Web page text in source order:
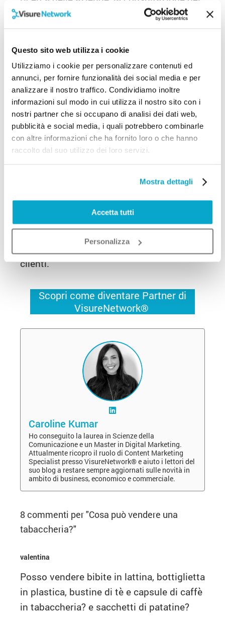
Questo sito web utilizza i cookie
Utilizziamo i cookie per personalizzare contenuti ed
annunci, per fornire funzionalità dei social media e per
analizzare il nostro traffico. Condividiamo inoltre
informazioni sul modo in cui utilizza il nostro sito con i
nostri partner che si occupano di analisi dei dati web,
pubblicità e social media, i quali potrebbero combinarle
con altre informazioni che ha fornito loro o che hanno
raccolto dal suo utilizzo dei loro servizi.
Mostra dettagli
Accetta tutti
Personalizza
bilanci e molto altro ai propri clienti.
tabaccherie possono espandere il loro
guadagni.
In conclusione, una tabaccheria può
vendere una vasta gamma di prodotti e
servizi, ma è fondamentale rispettare le
leggi e le normative, compresa
continua evoluzione, le tabaccherie
dovrebbero considerare l’aggiunta di
nuovi prodotti, sfruttando al massimo i
servizi online per tabaccherie di
VisureNetwork® al fine di attrarre nuovi
clienti.
Scopri come diventare Partner di
VisureNetwork®
Caroline Kumar
Ho conseguito la laurea in Scienze della
Comunicazione e un Master in Digital Marketing.
Attualmente ricopro il ruolo di Content Marketing
Specialist presso VisureNetwork® e aiuto i lettori del
suo blog a restare sempre aggiornati sulle novità in
ambito di business, economico e commerciale.
8 commenti per "Cosa può vendere una
tabaccheria?"
valentina
Posso vendere bibite in lattina, bottiglietta
in plastica, bustine di tè e capsule di caffè
in tabaccheria? e sacchetti di patatine?